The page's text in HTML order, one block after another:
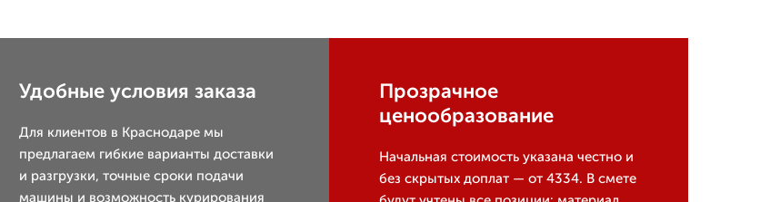
Удобные условия заказа
Для клиентов в Краснодаре мы
предлагаем гибкие варианты доставки
и разгрузки, точные сроки подачи
машины и возможность курирования
Прозрачное
ценообразование
Начальная стоимость указана честно и
без скрытых доплат — от 4334. В смете